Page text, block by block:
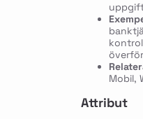
Mobil,
Attribut